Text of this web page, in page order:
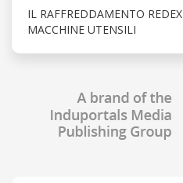
IL RAFFREDDAMENTO
MACCHINE UTENSILI